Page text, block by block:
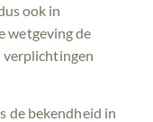
ook in
wetgeving de
verplichtingen
de bekendheid in